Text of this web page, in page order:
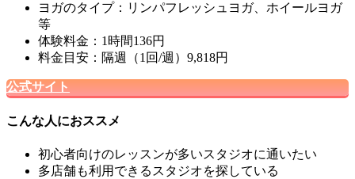
ヨガのタイプ：リンパフレッシュヨガ、ホイールヨガ
等
体験料金：1時間136円
料金目安：隔週（1回/週）9,818円
公式サイト
こんな人におススメ
初心者向けのレッスンが多いスタジオに通いたい
多店舗も利用できるスタジオを探している